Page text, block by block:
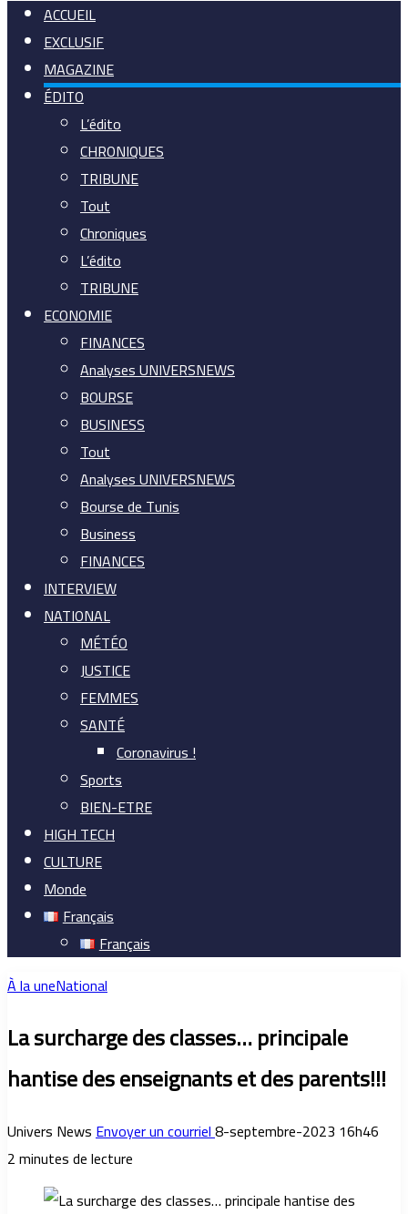
ACCUEIL
EXCLUSIF
MAGAZINE
ÉDITO
L’édito
CHRONIQUES
TRIBUNE
Tout
Chroniques
L’édito
TRIBUNE
ECONOMIE
FINANCES
Analyses UNIVERSNEWS
BOURSE
BUSINESS
Tout
Analyses UNIVERSNEWS
Bourse de Tunis
Business
FINANCES
INTERVIEW
NATIONAL
MÉTÉO
JUSTICE
FEMMES
SANTÉ
Coronavirus !
Sports
BIEN-ETRE
HIGH TECH
CULTURE
Monde
Français
Français
À la uneNational
La surcharge des classes… principale
hantise des enseignants et des parents!!!
Univers NewsEnvoyer un courriel8-septembre-2023 16h46
2 minutes de lecture